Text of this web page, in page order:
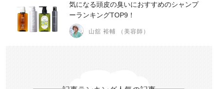
気になる頭皮の臭いにおすすめのシャンプ
ーランキングTOP9！
山舘 裕輔 （美容師）